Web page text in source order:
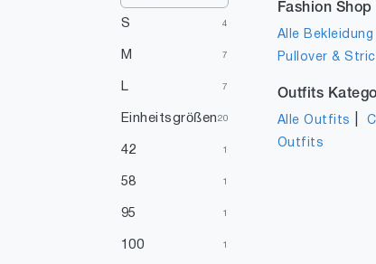
S 4
M 7
L 7
Einheitsgrößen 20
42 1
58 1
95 1
100 1
Fashion
Alle Bekleidung
Pullover &
Outfits
Alle Outfits
Outfits